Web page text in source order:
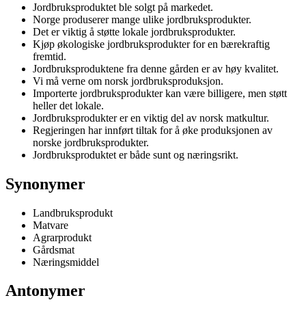
Jordbruksproduktet ble solgt på markedet.
Norge produserer mange ulike jordbruksprodukter.
Det er viktig å støtte lokale jordbruksprodukter.
Kjøp økologiske jordbruksprodukter for en bærekraftig
fremtid.
Jordbruksproduktene fra denne gården er av høy kvalitet.
Vi må verne om norsk jordbruksproduksjon.
Importerte jordbruksprodukter kan være billigere, men støtt
heller det lokale.
Jordbruksprodukter er en viktig del av norsk matkultur.
Regjeringen har innført tiltak for å øke produksjonen av
norske jordbruksprodukter.
Jordbruksproduktet er både sunt og næringsrikt.
Synonymer
Landbruksprodukt
Matvare
Agrarprodukt
Gårdsmat
Næringsmiddel
Antonymer